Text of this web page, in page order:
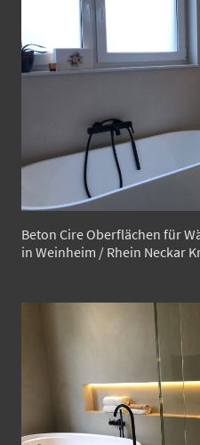
Beton Cire Oberflächen für
in Weinheim / Rhein Neckar